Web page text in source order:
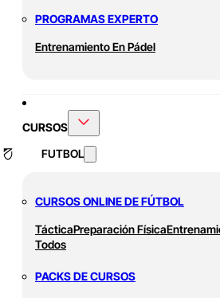
PROGRAMAS EXPERTO
Entrenamiento En Pádel
CURSOS
FUTBOL
CURSOS ONLINE DE FÚTBOL
TácticaPreparación Física
Todos
PACKS DE CURSOS